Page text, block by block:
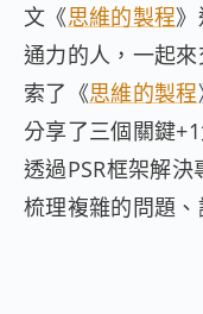
文《思維的製程》
通力的人，一起
索了《思維的製程
分享了三個關鍵
透過PSR框架解
梳理複雜的問題、